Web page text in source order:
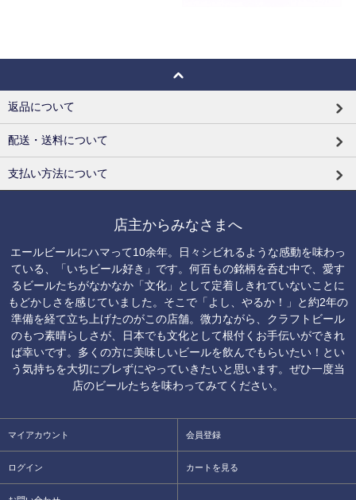
返品について
配送・送料について
支払い方法について
店主からみなさまへ
エールビールにハマって10余年。日々シビれるような感動を味わっ
ている、「いちビール好き」です。何百もの銘柄を呑む中で、愛す
るビールたちがなかなか「文化」として定着しきれていないことに
もどかしさを感じていました。そこで「よし、やるか！」と約2年の
準備を経て立ち上げたのがこの店舗。微力ながら、クラフトビール
のもつ素晴らしさが、日本でも文化として根付くお手伝いができれ
ば幸いです。多くの方に美味しいビールを飲んでもらいたい！とい
う気持ちを大切にブレずにやっていきたいと思います。ぜひ一度当
店のビールたちを味わってみてください。
マイアカウント 会員登録
ログイン カートを見る